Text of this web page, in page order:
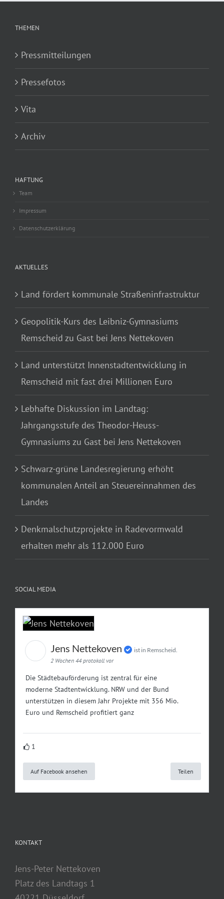
THEMEN
Pressmitteilungen
Pressefotos
Vita
Archiv
HAFTUNG
Team
Impressum
Datenschutzerklärung
AKTUELLES
Land fördert kommunale Straßeninfrastruktur
Geopolitik-Kurs des Leibniz-Gymnasiums
Remscheid zu Gast bei Jens Nettekoven
Land unterstützt Innenstadtentwicklung in
Remscheid mit fast drei Millionen Euro
Lebhafte Diskussion im Landtag:
Jahrgangsstufe des Theodor-Heuss-
Gymnasiums zu Gast bei Jens Nettekoven
Schwarz-grüne Landesregierung erhöht
kommunalen Anteil an Steuereinnahmen des
Landes
Denkmalschutzprojekte in Radevormwald
erhalten mehr als 112.000 Euro
SOCIAL MEDIA
Jens Nettekoven
ist in Remscheid.
2 Wochen 44 protokoll vor
Die Städtebauförderung ist zentral für eine
moderne Stadtentwicklung. NRW und der Bund
unterstützen in diesem Jahr Projekte mit 356 Mio.
Euro und Remscheid profitiert ganz
1
Auf Facebook ansehen Teilen
KONTAKT
Jens-Peter Nettekoven
Platz des Landtags 1